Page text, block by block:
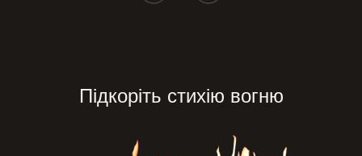
Підкоріть стихію вогню